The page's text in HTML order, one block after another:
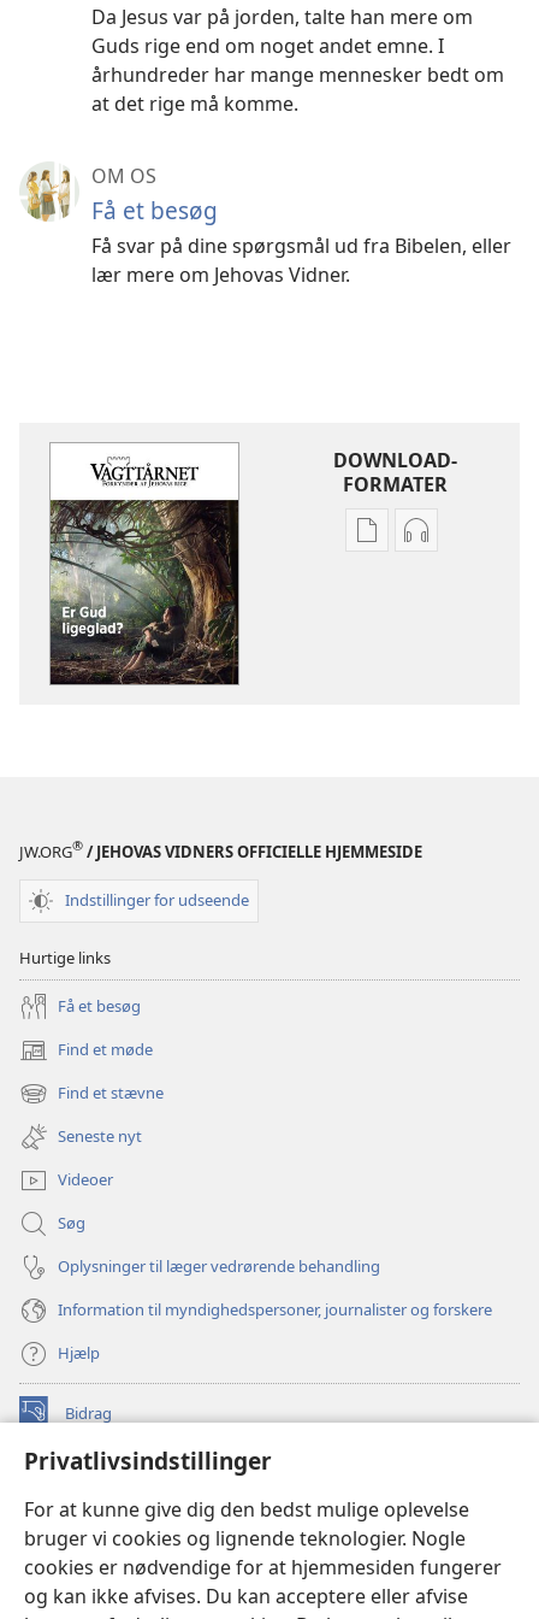
Privatlivsindstillinger
For at kunne give dig den bedst mulige oplevelse
bruger vi cookies og lignende teknologier. Nogle
cookies er nødvendige for at hjemmesiden fungerer
og kan ikke afvises. Du kan acceptere eller afvise
Da Jesus var på jorden, talte han mere om
Guds rige end om noget andet emne. I
århundreder har mange mennesker bedt om
at det rige må komme.
OM OS
Få et besøg
Få svar på dine spørgsmål ud fra Bibelen, eller
lær mere om Jehovas Vidner.
DOWNLOAD-
FORMATER
IndstillingerIndstillinger
JW.ORG® / JEHOVAS VIDNERS OFFICIELLE HJEMMESIDE
Indstillinger for udseende
Hurtige links
Få et besøg
Find et møde
(åbner
nyt
vindue)
Find et stævne
(åbner
nyt
vindue)
Seneste nyt
Videoer
Søg
Oplysninger til læger vedrørende behandling
Information til myndighedspersoner, journalister og forskere
Hjælp
Bidrag
(åbner
vindue)Watchtower ONLINE LIBRARY™
nyt
vindue)JW Hub
(åbner
nyt
vindue)JW Library